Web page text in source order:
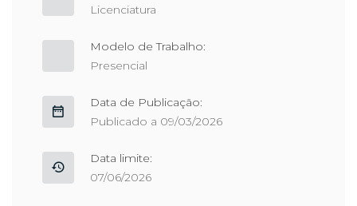
Licenciatura
Modelo de Trabalho:
Presencial
Data de Publicação:
Publicado a 09/03/2026
Data limite:
07/06/2026